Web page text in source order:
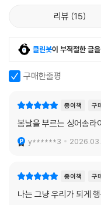
리뷰 15
클린봇이 부적절한 글
구매한줄평
종이책 구
봄날을 부르는 싱어송라
y******3
종이책 구
나는 그냥 우리가 되게